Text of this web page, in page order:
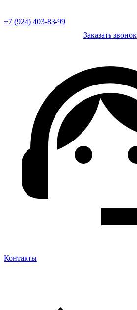
+7 (924) 403-83-99
Заказать звонок
Контакты